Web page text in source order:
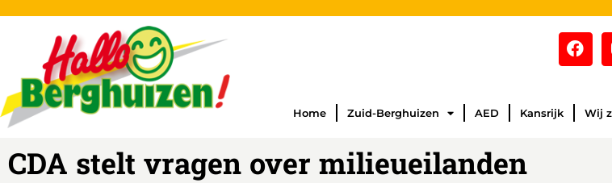
Home Zuid-Berghuizen AED Kansrijk Wij
CDA stelt vragen over milieueilanden